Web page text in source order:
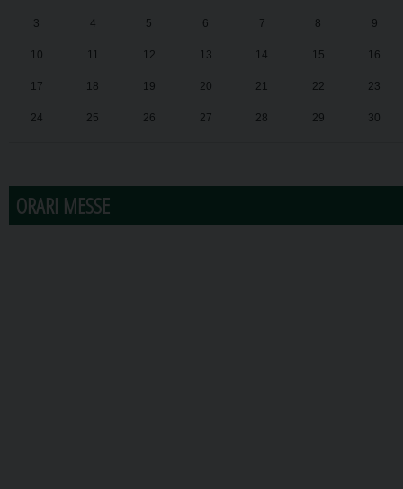
3 4 5 6 7 8 9
10 11 12 13 14 15 16
17 18 19 20 21 22 23
24 25 26 27 28 29 30
ORARI MESSE